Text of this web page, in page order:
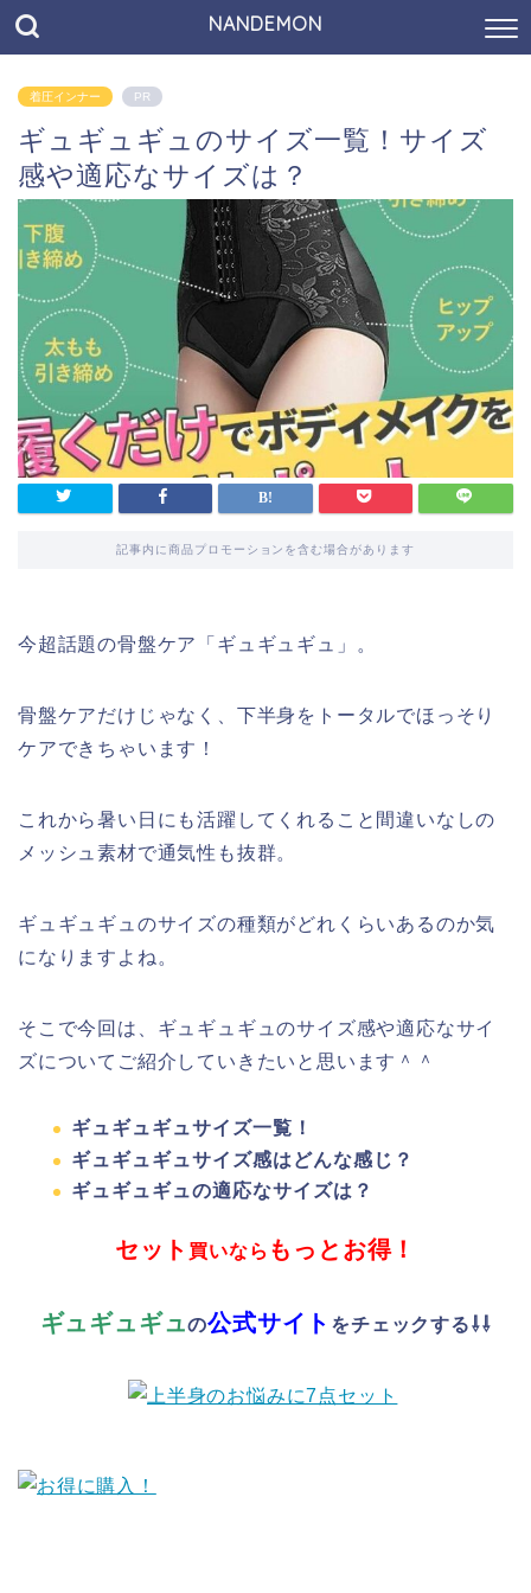
NANDEMON
着圧インナー PR
ギュギュギュのサイズ一覧！サイズ
感や適応なサイズは？
記事内に商品プロモーションを含む場合があります
今超話題の骨盤ケア「ギュギュギュ」。
骨盤ケアだけじゃなく、下半身をトータルでほっそり
ケアできちゃいます！
これから暑い日にも活躍してくれること間違いなしの
メッシュ素材で通気性も抜群。
ギュギュギュのサイズの種類がどれくらいあるのか気
になりますよね。
そこで今回は、ギュギュギュのサイズ感や適応なサイ
ズについてご紹介していきたいと思います＾＾
ギュギュギュサイズ一覧！
ギュギュギュサイズ感はどんな感じ？
ギュギュギュの適応なサイズは？
セット 買いなら もっとお得！
ギュギュギュの公式サイト をチェックする⇩⇩